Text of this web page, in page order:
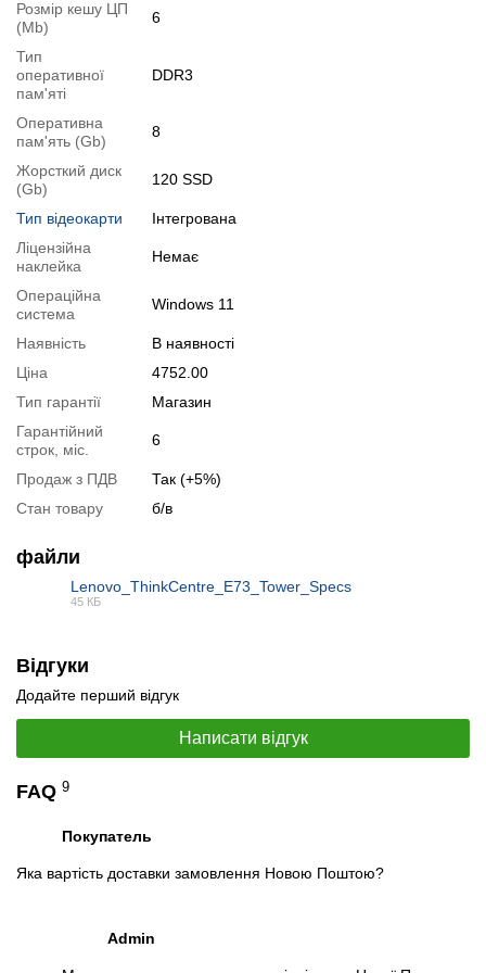
Специфікація, тести та технічні звіти
Специфікація процесора:
Тестування процесора:Intel Core i5-4460S
📧Запит оптової ціни
Слідкувати в Instagram
Слідкувати на Facebook
Розмір кешу ЦП
(Mb)
6
Тип
оперативної
пам'яті
DDR3
Оперативна
пам'ять (Gb)
8
Жорсткий диск
(Gb)
120 SSD
Тип відеокарти
Інтегрована
Ліцензійна
наклейка
Немає
Операційна
система
Windows 11
Наявність
В наявності
Ціна
4752.00
Тип гарантії
Магазин
Гарантійний
строк, міс.
6
Продаж з ПДВ
Так (+5%)
Стан товару
б/в
файли
Lenovo_ThinkCentre_E73_Tower_Specs
45 КБ
Відгуки
Додайте перший відгук
Написати відгук
FAQ 9
Покупатель
Яка вартість доставки замовлення Новою Поштою?
Admin